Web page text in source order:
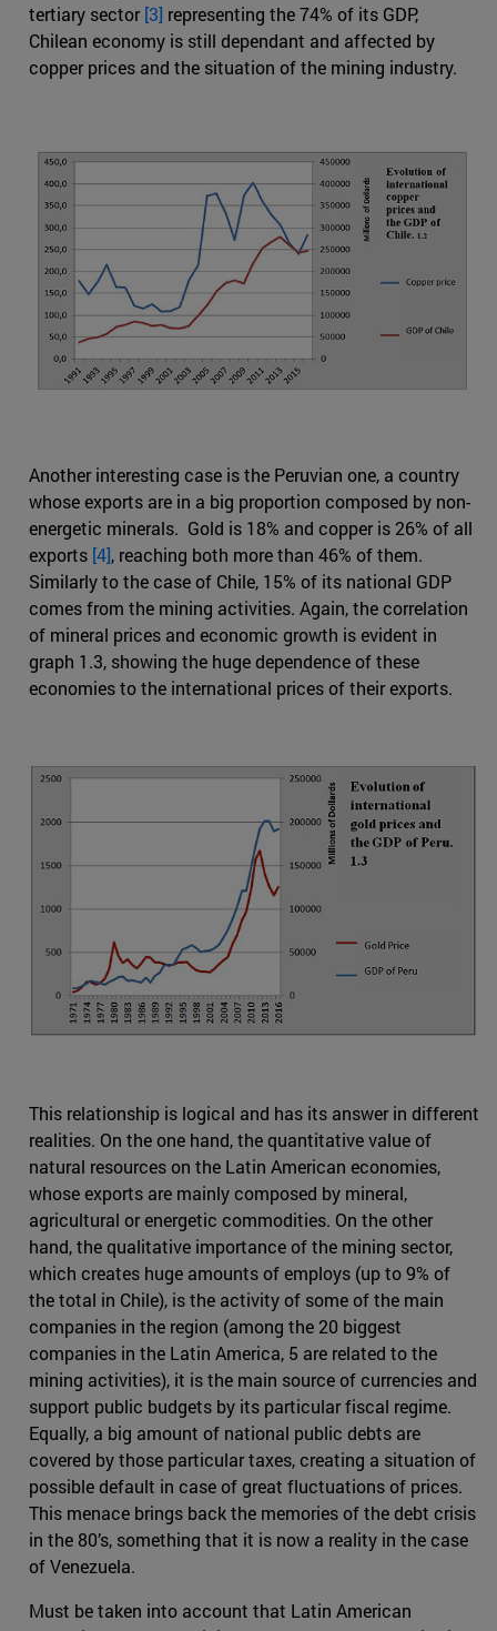
tertiary sector[3] representing the 74% of its GDP,
Chilean economy is still dependant and affected by
copper prices and the situation of the mining industry.
Another interesting case is the Peruvian one, a country
whose exports are in a big proportion composed by non-
energetic minerals. Gold is 18% and copper is 26% of all
exports [4], reaching both more than 46% of them.
Similarly to the case of Chile, 15% of its national GDP
comes from the mining activities. Again, the correlation
of mineral prices and economic growth is evident in
graph 1.3, showing the huge dependence of these
economies to the international prices of their exports.
This relationship is logical and has its answer in different
realities. On the one hand, the quantitative value of
natural resources on the Latin American economies,
whose exports are mainly composed by mineral,
agricultural or energetic commodities. On the other
hand, the qualitative importance of the mining sector,
which creates huge amounts of employs (up to 9% of
the total in Chile), is the activity of some of the main
companies in the region (among the 20 biggest
companies in the Latin America, 5 are related to the
mining activities), it is the main source of currencies and
support public budgets by its particular fiscal regime.
Equally, a big amount of national public debts are
covered by those particular taxes, creating a situation of
possible default in case of great fluctuations of prices.
This menace brings back the memories of the debt crisis
in the 80’s, something that it is now a reality in the case
of Venezuela.
Must be taken into account that Latin American